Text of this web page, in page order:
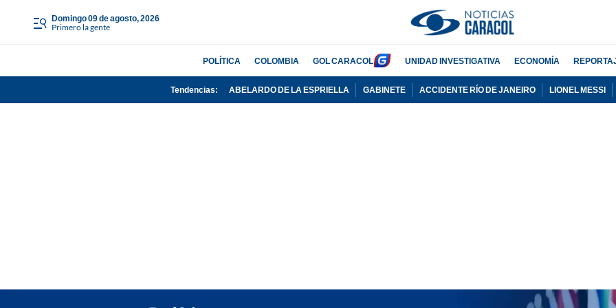
domingo 09 de agosto, 2026
Primero la gente
POLÍTICA COLOMBIA GOL CARACOL UNIDAD INVESTIGATIVA ECONOMÍA
Tendencias: ABELARDO DE LA ESPRIELLA GABINETE ACCIDENTE RÍO DE JANEIRO LIONEL MESSI